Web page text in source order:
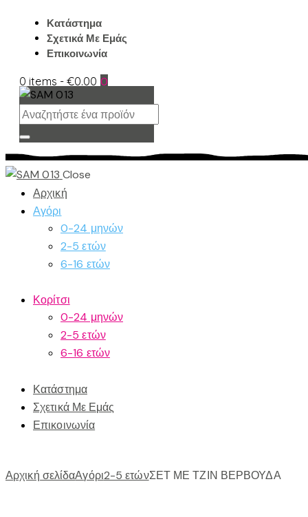
Κατάστημα
Σχετικά Με Εμάς
Επικοινωνία
0 items -€0.00 0
Close
Αρχική
Αγόρι
0-24 μηνών
2-5 ετών
6-16 ετών
Κορίτσι
0-24 μηνών
2-5 ετών
6-16 ετών
Κατάστημα
Σχετικά Με Εμάς
Επικοινωνία
Αρχική σελίδαΑγόρι2-5 ετώνΣΕΤ ΜΕ ΤΖΙΝ ΒΕΡΒΟΥΔΑ